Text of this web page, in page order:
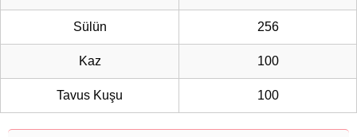
Sülün 256
Kaz 100
Tavus Kuşu 100